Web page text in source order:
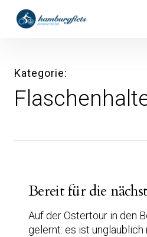
überspringen
hamburgfiets –
Kategorie
Bereit für die
Auf der Ostertour in den
gelernt: es ist